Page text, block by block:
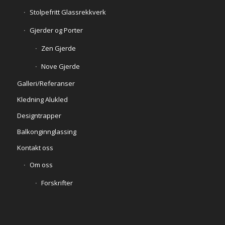
Stolpefritt Glassrekkverk
Gjerder og Porter
Zen Gjerde
Nove Gjerde
Galleri/Referanser
Kledning Alukled
Designtrapper
Balkonginnglassing
Kontakt oss
Om oss
Forskrifter